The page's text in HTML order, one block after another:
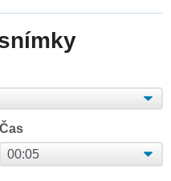
Čas